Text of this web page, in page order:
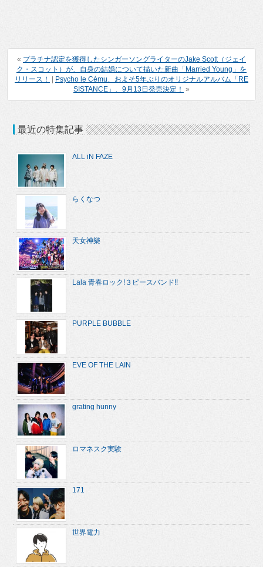
« プラチナ認定を獲得したシンガーソングライターのJake Scott（ジェイ
ク・スコット）が、自身の結婚について描いた新曲「Married Young」を
リリース！
Psycho le Cému、およそ5年ぶりのオリジナルアルバム「RE
SISTANCE」、9月13日発売決定！ »
最近の特集記事
ALL iN FAZE
らくなつ
天女神樂
Lala 青春ロック!３ピースバンド!!
PURPLE BUBBLE
EVE OF THE LAIN
grating hunny
ロマネスク実験
171
世界電力